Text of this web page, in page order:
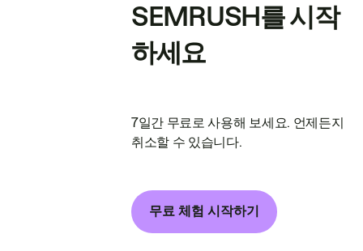
SEMRUSH를 시작
하세요
7일간 무료로 사용해 보세요. 언제든지
취소할 수 있습니다.
무료 체험 시작하기